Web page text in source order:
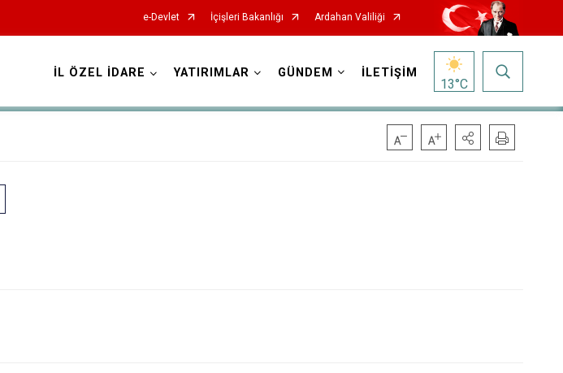
e-Devlet İçişleri Bakanlığı Ardahan Valiliği
İL ÖZEL İDARE YATIRIMLAR GÜNDEM İLETİŞİM
13°C